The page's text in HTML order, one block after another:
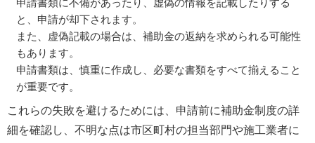
申請書類に不備があったり、虚偽の情報を記載したりする
と、申請が却下されます。
また、虚偽記載の場合は、補助金の返納を求められる可能性
もあります。
申請書類は、慎重に作成し、必要な書類をすべて揃えること
が重要です。
これらの失敗を避けるためには、申請前に補助金制度の詳
細を確認し、不明な点は市区町村の担当部門や施工業者に